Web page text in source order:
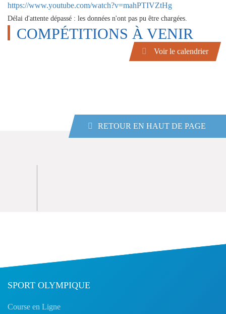
https://www.youtube.com/watch?v=mahPTIVZtHg
Délai d'attente dépassé : les données n'ont pas pu être chargées.
COMPÉTITIONS À VENIR
Voir le calendrier
RETOUR EN HAUT DE PAGE
SPORT OLYMPIQUE
Course en Ligne